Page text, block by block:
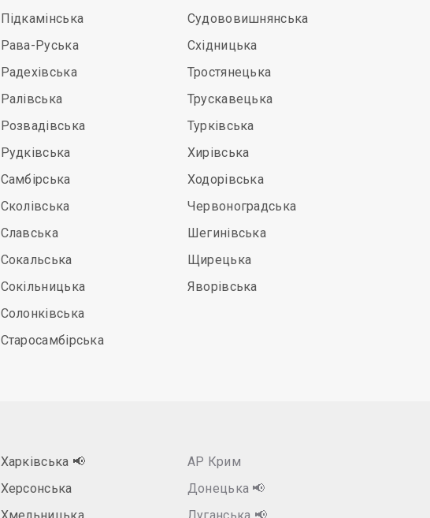
Підкамінська
Рава-Руська
Радехівська
Ралівська
Розвадівська
Рудківська
Самбірська
Сколівська
Славська
Сокальська
Сокільницька
Солонківська
Старосамбірська
Судововишнянська
Східницька
Тростянецька
Трускавецька
Турківська
Хирівська
Ходорівська
Червоноградська
Шегинівська
Щирецька
Яворівська
Харківська 📢
Херсонська
АР Крим
Донецька 📢